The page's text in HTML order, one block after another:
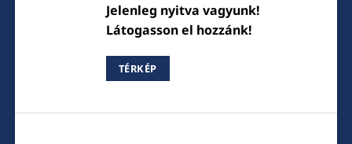
Jelenleg nyitva vagyunk!
Látogasson el hozzánk!
TÉRKÉP